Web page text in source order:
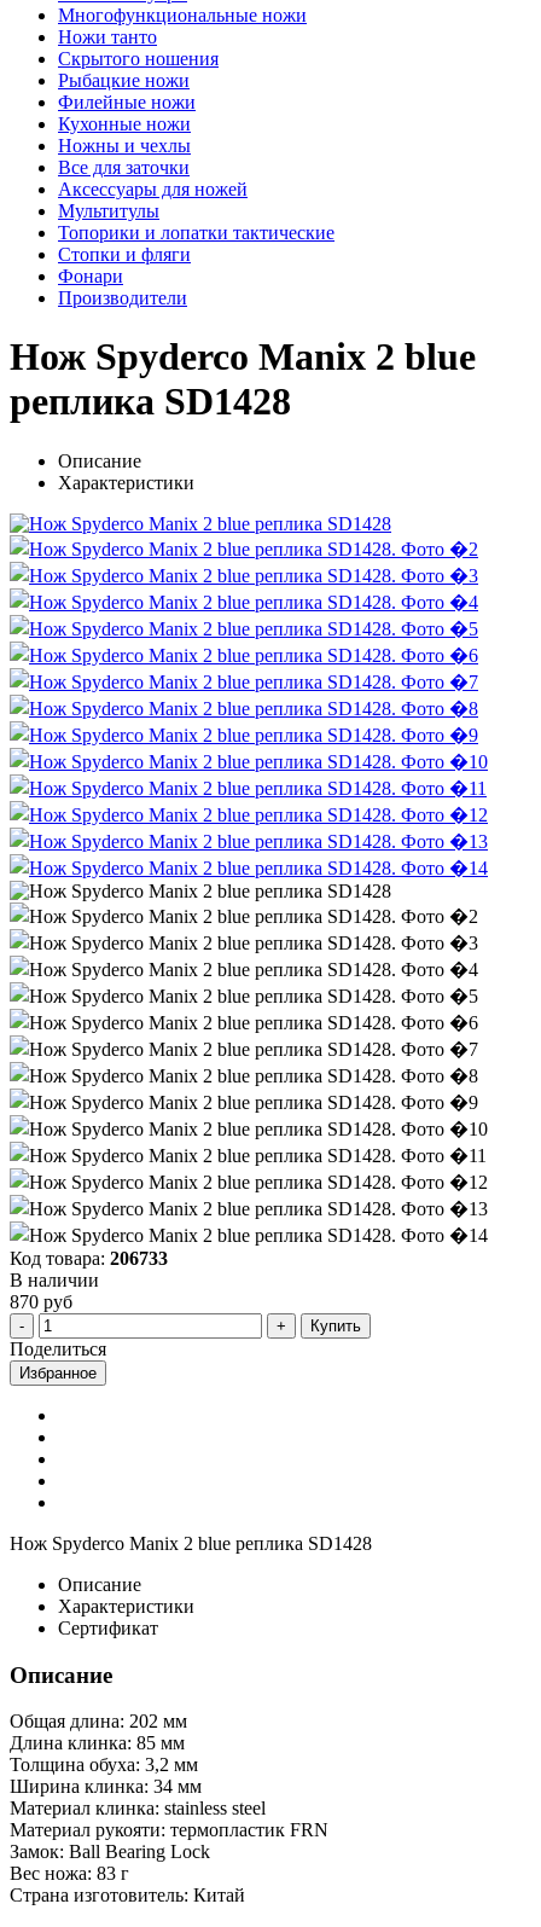
Многофункциональные ножи
Ножи танто
Скрытого ношения
Рыбацкие ножи
Филейные ножи
Кухонные ножи
Ножны и чехлы
Все для заточки
Аксессуары для ножей
Мультитулы
Топорики и лопатки тактические
Стопки и фляги
Фонари
Производители
Нож Spyderco Manix 2 blue
реплика SD1428
Описание
Характеристики
Код товара: 206733
В наличии
870 руб
Купить
Поделиться
Избранное
Нож Spyderco Manix 2 blue реплика SD1428
Описание
Характеристики
Сертификат
Описание
Общая длина: 202 мм
Длина клинка: 85 мм
Толщина обуха: 3,2 мм
Ширина клинка: 34 мм
Материал клинка: stainless steel
Материал рукояти: термопластик FRN
Замок: Ball Bearing Lock
Вес ножа: 83 г
Страна изготовитель: Китай